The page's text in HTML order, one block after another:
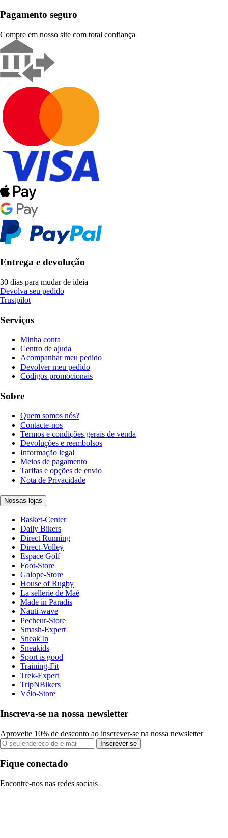
Pagamento seguro
Compre em nosso site com total confiança
Entrega e devolução
30 dias para mudar de ideia
Devolva seu pedido
Trustpilot
Serviços
Minha conta
Centro de ajuda
Acompanhar meu pedido
Devolver meu pedido
Códigos promocionais
Sobre
Quem somos nós?
Contacte-nos
Termos e condições gerais de venda
Devoluções e reembolsos
Informação legal
Meios de pagamento
Tarifas e opções de envio
Nota de Privacidade
Nossas lojas
Basket-Center
Daily Bikers
Direct Running
Direct-Volley
Espace Golf
Foot-Store
Galope-Store
House of Rugby
La sellerie de Maé
Made in Paradis
Nauti-wave
Pecheur-Store
Smash-Expert
Sneak'In
Sneakids
Sport is good
Training-Fit
Trek-Expert
TripNBikers
Vélo-Store
Inscreva-se na nossa newsletter
Aproveite 10% de desconto ao inscrever-se na nossa newsletter
Inscrever-se
Fique conectado
Encontre-nos nas redes sociais